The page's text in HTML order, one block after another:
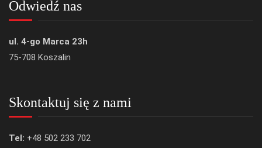
Odwiedź nas
ul. 4-go Marca 23h
75-708 Koszalin
Skontaktuj się z nami
Tel: +48 502 233 702